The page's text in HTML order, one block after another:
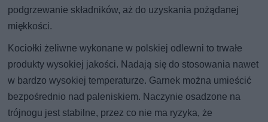
podgrzewanie składników, aż do uzyskania pożądanej
miękkości.
Kociołki żeliwne wykonane w polskiej odlewni to trwałe
produkty wysokiej jakości. Nadają się do stosowania nawet
w bardzo wysokiej temperaturze. Garnek można umieścić
bezpośrednio nad paleniskiem. Naczynie osadzone na
trójnogu jest stabilne, przez co nie ma ryzyka, że